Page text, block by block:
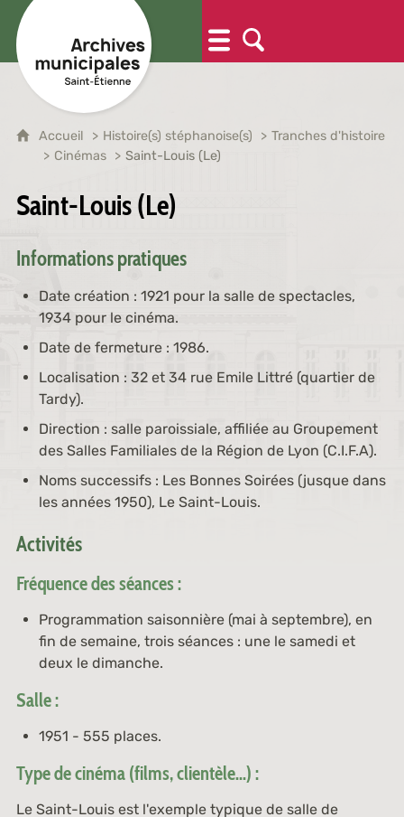
Accueil Histoire(s) stéphanoise(s)
Tranches d'histoire
Cinémas
Saint-Louis (Le)
Saint-Louis (Le)
Informations pratiques
Date création : 1921 pour la salle de spectacles,
1934 pour le cinéma.
Date de fermeture : 1986.
Localisation : 32 et 34 rue Emile Littré (quartier de
Tardy).
Direction : salle paroissiale, affiliée au Groupement
des Salles Familiales de la Région de Lyon (C.I.F.A).
Noms successifs : Les Bonnes Soirées (jusque dans
les années 1950), Le Saint-Louis.
Activités
Fréquence des séances :
Programmation saisonnière (mai à septembre), en
fin de semaine, trois séances : une le samedi et
deux le dimanche.
Salle :
1951 - 555 places.
Type de cinéma (films, clientèle...) :
Le Saint-Louis est l'exemple typique de salle de